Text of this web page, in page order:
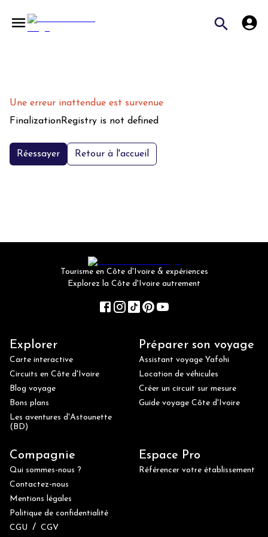
Une erreur inattendue est survenue
FinalizationRegistry is not defined
Réessayer Retour à l'accueil
Tourisme en Côte d'Ivoire & expériences
Explorez la Côte d'Ivoire autrement
Explorer
Carte interactive
Circuits en Côte d'Ivoire
Blog voyage
Bons plans
Les aventures d'Astounette
(BD)
Préparer son voyage
Assistant voyage Yafohi
Location de véhicules
Créer un circuit sur mesure
Guide voyage Côte d'Ivoire
Compagnie
Qui sommes-nous ?
Contactez-nous
Mentions légales
Politique de confidentialité
CGU / CGV
Espace Pro
Référencer votre établissement